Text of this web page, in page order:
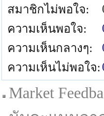
สมาชิกไม่พอใจ:
ความเห็นพอใจ:
ความเห็นกลางๆ:
ความเห็นไม่พอใจ:
Market